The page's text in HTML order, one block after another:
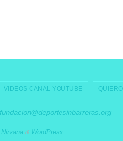
VIDEOS CANAL YOUTUBE
fundacion@deportesinbarreras.org
Nirvana& WordPress.